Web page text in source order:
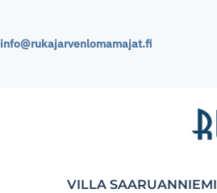
info@rukajarvenlomamajat.fi
VILLA SAARUANNIEMI